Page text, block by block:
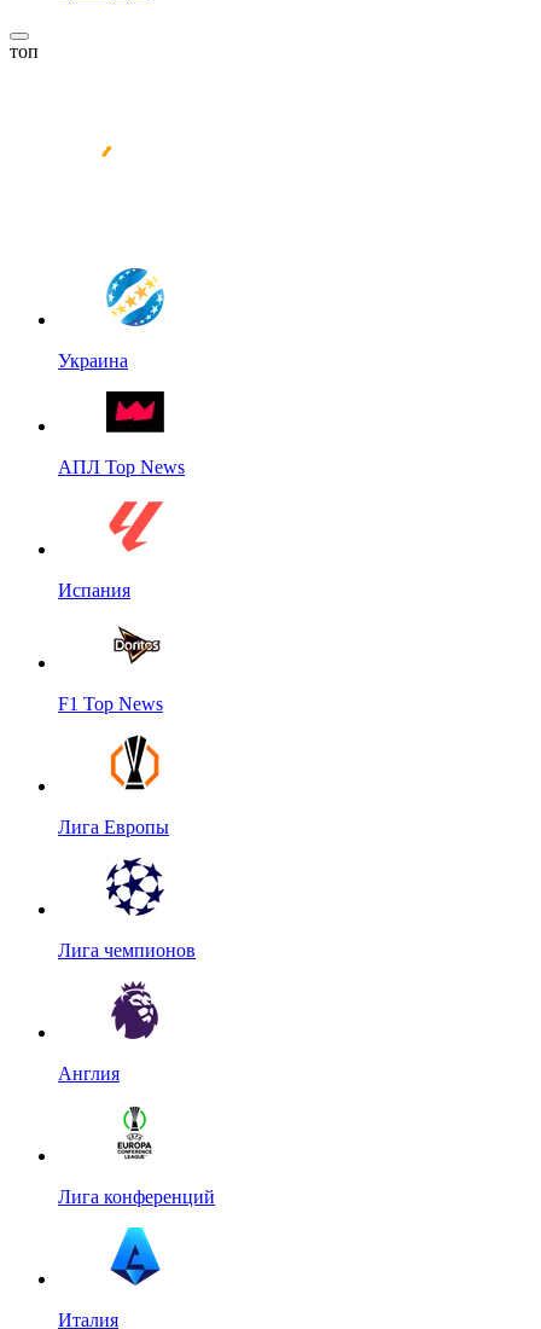
топ
Украина
АПЛ Top News
Испания
F1 Top News
Лига Европы
Лига чемпионов
Англия
Лига конференций
Италия